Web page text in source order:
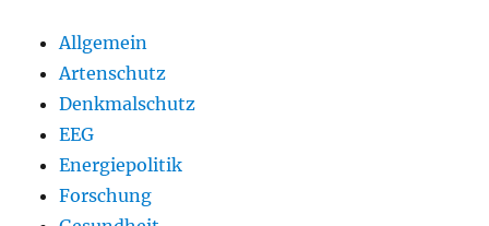
Allgemein
Artenschutz
Denkmalschutz
EEG
Energiepolitik
Forschung